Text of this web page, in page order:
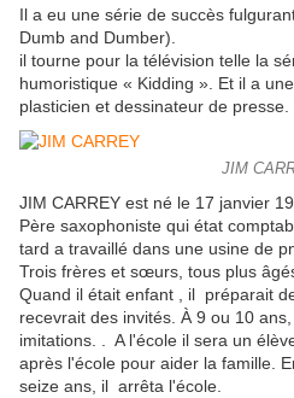
Il a eu une série de succès
Dumb and Dumber).
il tourne pour la télévision telle la
humoristique « Kidding ». Et il a
plasticien et dessinateur de presse.
JIM
JIM CARREY est né le 17 janvier
Père saxophoniste qui état
tard a travaillé dans une usine de
Trois frères et sœurs, tous plus
Quand il était enfant , il préparait
recevrait des invités. À 9 ou 10
imitations. . A l'école il sera un
après l'école pour aider la famille.
seize ans, il arrêta l'école.